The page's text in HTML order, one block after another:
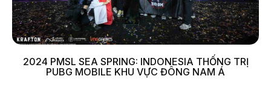
2024 PMSL SEA SPRING: INDONESIA THỐNG TRỊ
PUBG MOBILE KHU VỰC ĐÔNG NAM Á